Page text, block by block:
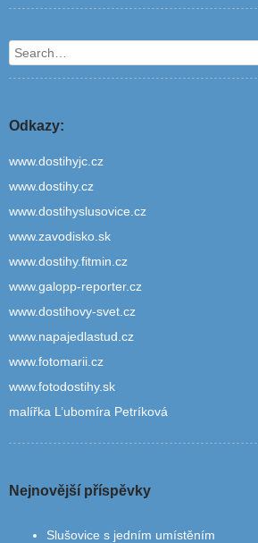
Search
Odkazy:
www.dostihyjc.cz
www.dostihy.cz
www.dostihyslusovice.cz
www.zavodisko.sk
www.dostihy.fitmin.cz
www.galopp-reporter.cz
www.dostihovy-svet.cz
www.napajedlastud.cz
www.fotomarii.cz
www.fotodostihy.sk
malířka L’ubomíra Petríková
Nejnovější příspěvky
Slušovice s jedním umístěním